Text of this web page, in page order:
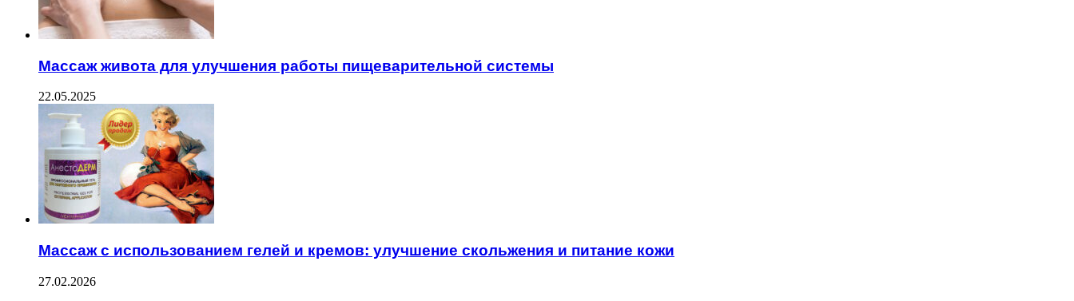
Массаж живота для улучшения работы пищеварительной системы
22.05.2025
Массаж с использованием гелей и кремов: улучшение скольжения и питание кожи
27.02.2026